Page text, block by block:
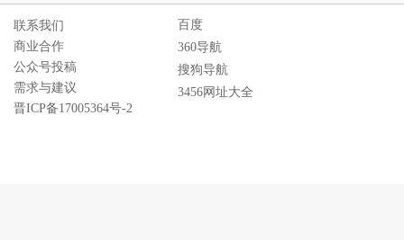
联系我们
商业合作
公众号投稿
需求与建议
晋ICP备17005364号-2
百度
360导航
搜狗导航
3456网址大全